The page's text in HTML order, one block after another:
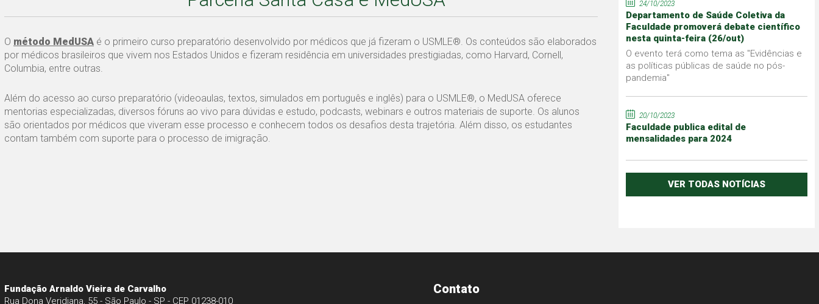
O método MedUSAé o primeiro curso preparatório desenvolvido por médicos que já fizeram o USMLE®. Os conteúdos são elaborados
por médicos brasileiros que vivem nos Estados Unidos e fizeram residência em universidades prestigiadas, como Harvard, Cornell,
Columbia, entre outras.
Além do acesso ao curso preparatório (videoaulas, textos, simulados em português e inglês) para o USMLE®, o MedUSA oferece
mentorias especializadas, diversos fóruns ao vivo para dúvidas e estudo, podcasts, webinars e outros materiais de suporte. Os alunos
são orientados por médicos que viveram esse processo e conhecem todos os desafios desta trajetória. Além disso, os estudantes
contam também com suporte para o processo de imigração.
24/10/2023
Departamento de Saúde Coletiva da
Faculdade promoverá debate científico
nesta quinta-feira (26/out)
O evento terá como tema as "Evidências e
as políticas públicas de saúde no pós-
pandemia"
20/10/2023
Faculdade publica edital de
mensalidades para 2024
VER TODAS NOTÍCIAS
Fundação Arnaldo Vieira de Carvalho
Rua Dona Veridiana, 55 - São Paulo - SP - CEP 01238-010
Contato